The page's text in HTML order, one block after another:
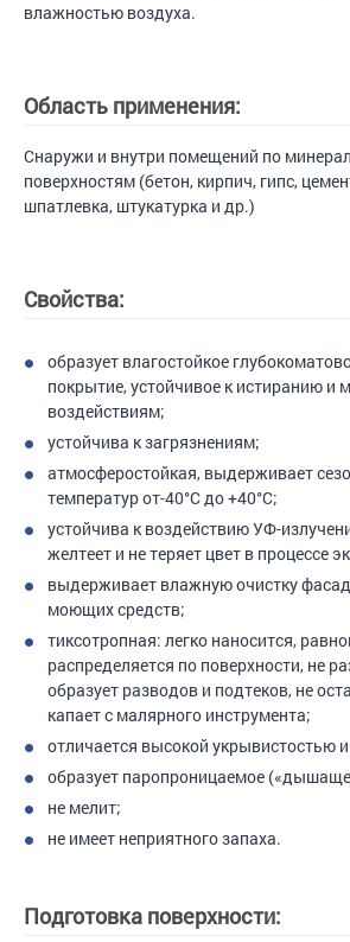
влажностью воздуха.
Область применения:
Снаружи и внутри помещений по
поверхностям (бетон, кирпич, гипс,
шпатлевка, штукатурка и др.)
Свойства:
образует влагостойкое
покрытие, устойчивое к истиранию и
воздействиям;
устойчива к загрязнениям;
атмосферостойкая, выдерживает
температур от-40°С до +40°С;
устойчива к воздействию УФ-
желтеет и не теряет цвет в процессе
выдерживает влажную очистку
моющих средств;
тиксотропная: легко наносится,
распределяется по поверхности, не
образует разводов и подтеков, не
капает с малярного инструмента;
отличается высокой укрывистостью
образует паропроницаемое
не мелит;
не имеет неприятного запаха.
Подготовка поверхности: